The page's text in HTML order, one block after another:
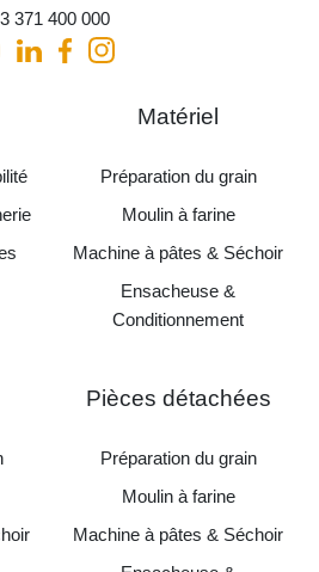
371 400 000
Matériel
Préparation du grain
Moulin à farine
Machine à pâtes & Séchoir
Ensacheuse &
Conditionnement
Pièces détachées
Préparation du grain
Moulin à farine
Machine à pâtes & Séchoir